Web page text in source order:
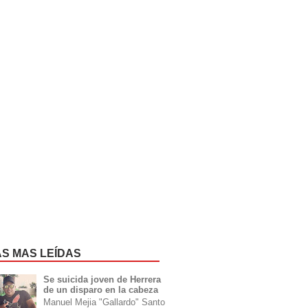
MAS LEÍDAS
Se suicida joven de Herrera
de un disparo en la cabeza
Manuel Mejia "Gallardo" Santo